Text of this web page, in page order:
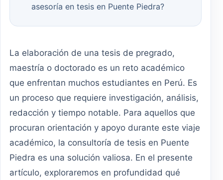
asesoría en tesis en Puente Piedra?
La elaboración de una tesis de pregrado,
maestría o doctorado es un reto académico
que enfrentan muchos estudiantes en Perú. Es
un proceso que requiere investigación, análisis,
redacción y tiempo notable. Para aquellos que
procuran orientación y apoyo durante este viaje
académico, la consultoría de tesis en Puente
Piedra es una solución valiosa. En el presente
artículo, exploraremos en profundidad qué